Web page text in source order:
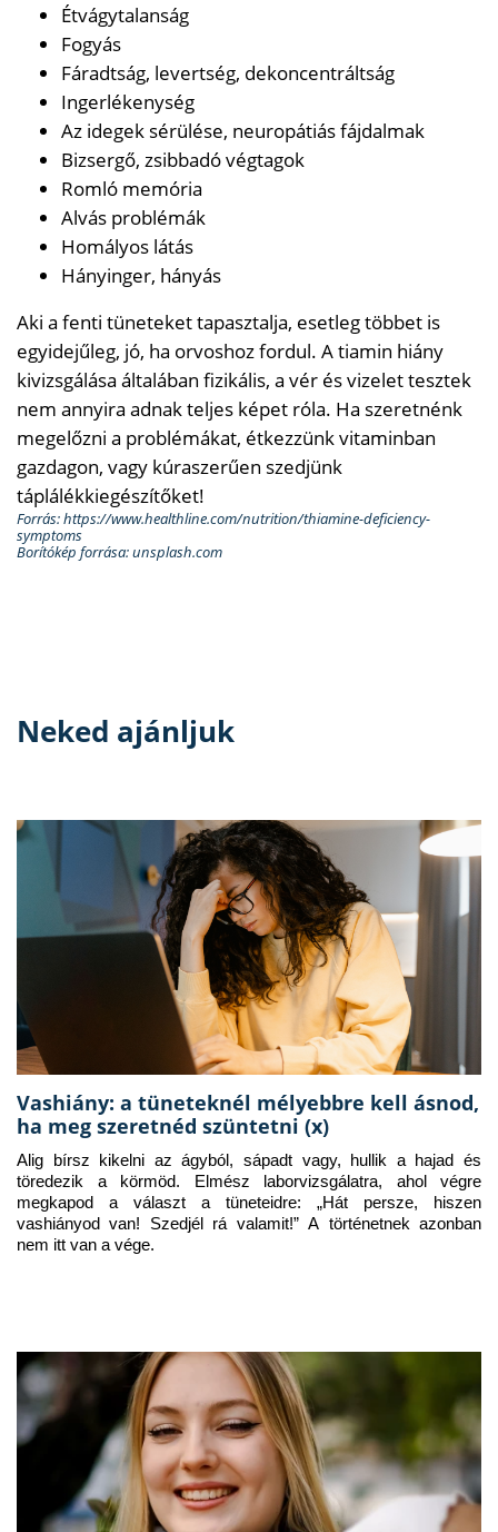
Étvágytalanság
Fogyás
Fáradtság, levertség, dekoncentráltság
Ingerlékenység
Az idegek sérülése, neuropátiás fájdalmak
Bizsergő, zsibbadó végtagok
Romló memória
Alvás problémák
Homályos látás
Hányinger, hányás
Aki a fenti tüneteket tapasztalja, esetleg többet is
egyidejűleg, jó, ha orvoshoz fordul. A tiamin hiány
kivizsgálása általában fizikális, a vér és vizelet tesztek
nem annyira adnak teljes képet róla. Ha szeretnénk
megelőzni a problémákat, étkezzünk vitaminban
gazdagon, vagy kúraszerűen szedjünk
táplálékkiegészítőket!
Forrás: https://www.healthline.com/nutrition/thiamine-deficiency-
symptoms
Borítókép forrása: unsplash.com
Neked ajánljuk
Vashiány: a tüneteknél mélyebbre kell ásnod,
ha meg szeretnéd szüntetni (x)
Alig bírsz kikelni az ágyból, sápadt vagy, hullik a hajad és
töredezik a körmöd. Elmész laborvizsgálatra, ahol végre
megkapod a választ a tüneteidre: „Hát persze, hiszen
vashiányod van! Szedjél rá valamit!” A történetnek azonban
nem itt van a vége.